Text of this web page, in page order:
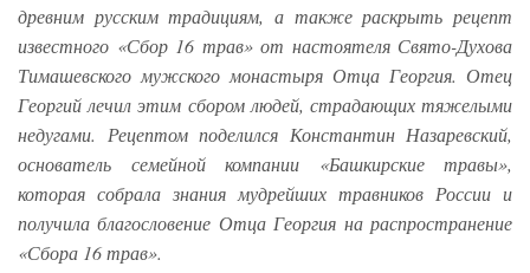
древним русским традициям, а также раскрыть рецепт
известного «Сбор 16 трав» от настоятеля Свято-Духова
Тимашевского мужского монастыря Отца Георгия. Отец
Георгий лечил этим сбором людей, страдающих тяжелыми
недугами. Рецептом поделился Константин Назаревский,
основатель семейной компании «Башкирские травы»,
которая собрала знания мудрейших травников России и
получила благословение Отца Георгия на распространение
«Сбора 16 трав».